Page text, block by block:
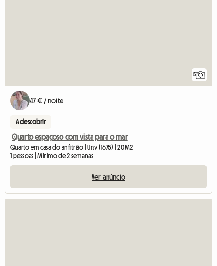
5
47 € / noite
A descobrir
Quarto espaçoso com vista para o mar
Quarto em casa do anfitrião | Ursy (1675) | 20 M2
1 pessoas | Mínimo de 2 semanas
Ver anúncio